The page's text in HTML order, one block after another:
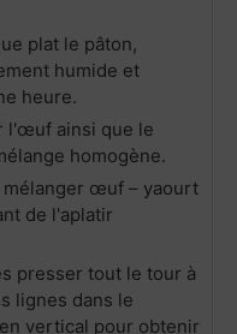
plat le pâton,
humide et
heure.
l'œuf ainsi que le
homogène.
mélanger œuf – yaourt
de l'aplatir
presser tout le tour à
lignes dans le
vertical pour obtenir